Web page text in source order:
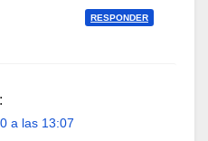
RESPONDER
a las 13:07